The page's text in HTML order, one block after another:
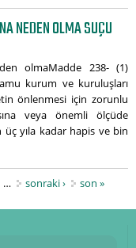
NEDEN OLMA SUÇU
olmaMadde 238- (1)
kurum ve kuruluşları
önlenmesi için zorunlu
veya önemli ölçüde
üç yıla kadar hapis ve bin
… sonraki › son »